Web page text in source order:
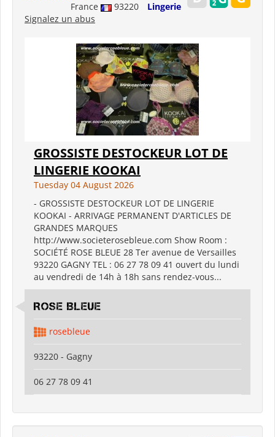
France 93220
Lingerie
Signalez un abus
GROSSISTE DESTOCKEUR LOT DE
LINGERIE KOOKAI
Tuesday 04 August 2026
- GROSSISTE DESTOCKEUR LOT DE LINGERIE
KOOKAI - ARRIVAGE PERMANENT D'ARTICLES DE
GRANDES MARQUES
http://www.societerosebleue.com Show Room :
SOCIÉTÉ ROSE BLEUE 28 Ter avenue de Versailles
93220 GAGNY TEL : 06 27 78 09 41 ouvert du lundi
au vendredi de 14h à 18h sans rendez-vous...
ROSE BLEUE
rosebleue
93220 - Gagny
06 27 78 09 41